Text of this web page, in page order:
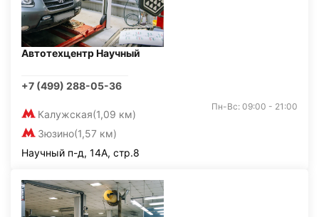
Автотехцентр Научный
+7 (499) 288-05-36
Калужская(1,09 км)
Зюзино(1,57 км)
Пн-Вс: 09:00 - 21:00
Научный п-д, 14А, стр.8